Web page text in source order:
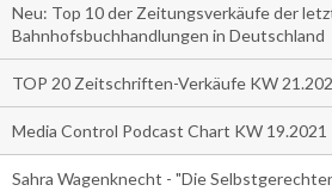
Neu: Top 10 der Zeitungsverkäufe der
Bahnhofsbuchhandlungen in Deutschland
TOP 20 Zeitschriften-Verkäufe KW
Media Control Podcast Chart KW 19.2021
Sahra Wagenknecht - "Die